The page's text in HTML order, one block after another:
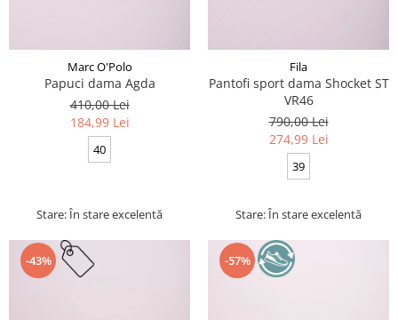
Marc O'Polo
Papuci dama Agda
410,00 Lei
184,99 Lei
40
Stare: În stare excelentă
Fila
Pantofi sport dama Shocket ST
VR46
790,00 Lei
274,99 Lei
39
Stare: În stare excelentă
-43% -57%